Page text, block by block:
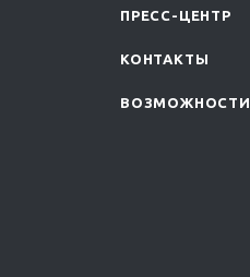
ПРЕСС-ЦЕНТР
КОНТАКТЫ
ВОЗМОЖНОСТИ